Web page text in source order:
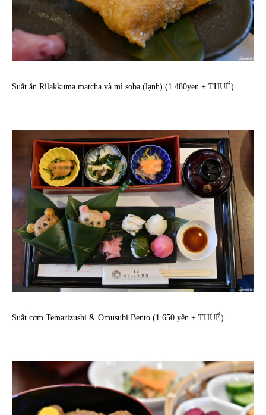
Suất ăn Rilakkuma matcha và mì soba (lạnh) (1.480yen + THUẾ)
Suất cơm Temarizushi & Omusubi Bento (1.650 yên + THUẾ)